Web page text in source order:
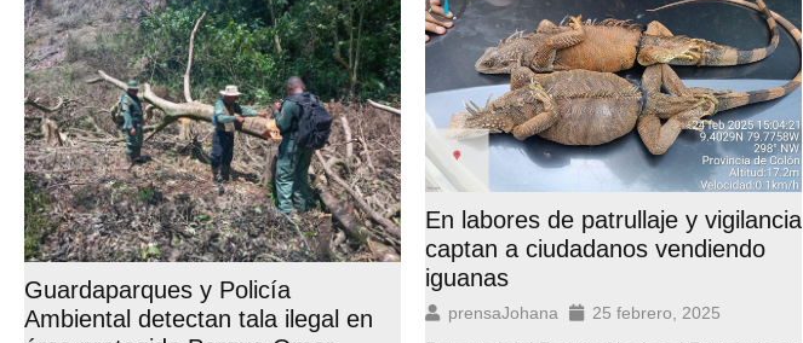
Guardaparques y Policía
Ambiental detectan tala ilegal en
En labores de patrullaje y vigilancia
captan a ciudadanos vendiendo
iguanas
prensaJohana 25 febrero, 2025